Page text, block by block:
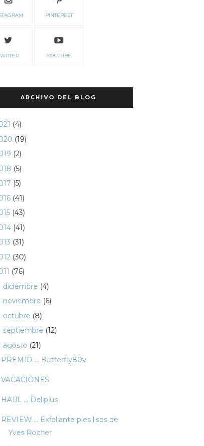
PINTEREST
YOUTUBE
ARCHIVO DEL BLOG
(4)
(19)
(2)
(5)
(5)
(41)
(43)
(41)
(31)
(30)
(76)
diciembre (4)
noviembre (6)
octubre (8)
septiembre (12)
agosto (21)
PREMIO ... Butterfly80v
VACACIONES
HAUL ... Deliplus
REVIEW ... Exfoliante pies lisos de
Yves Rocher